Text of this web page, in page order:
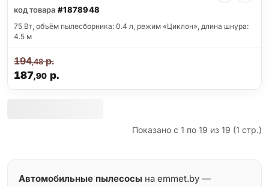
код товара #1878948
75 Вт, объём пылесборника: 0.4 л, режим «Циклон», длина шнура:
4.5 м
187,90р.
194,48р.
Показано с 1 по 19 из 19 (1 стр.)
Автомобильные пылесосы на emmet.by —